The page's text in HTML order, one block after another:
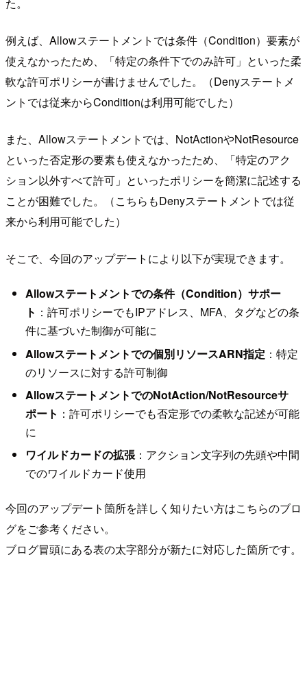
例えば、Allowステートメントでは条件（Condition）要素が
使えなかったため、「特定の条件下でのみ許可」といった柔
軟な許可ポリシーが書けませんでした。（Denyステートメ
ントでは従来からConditionは利用可能でした）
また、Allowステートメントでは、NotActionやNotResource
といった否定形の要素も使えなかったため、「特定のアク
ション以外すべて許可」といったポリシーを簡潔に記述する
ことが困難でした。（こちらもDenyステートメントでは従
来から利用可能でした）
そこで、今回のアップデートにより以下が実現できます。
Allowステートメントでの条件（Condition）サポー
ト ：許可ポリシーでもIPアドレス、MFA、タグなどの条
件に基づいた制御が可能に
Allowステートメントでの個別リソースARN指定 ：特定
のリソースに対する許可制御
AllowステートメントでのNotAction/NotResourceサ
ポート ：許可ポリシーでも否定形での柔軟な記述が可能
に
ワイルドカードの拡張：アクション文字列の先頭や中間
でのワイルドカード使用
今回のアップデート箇所を詳しく知りたい方はこちらのブロ
グをご参考ください。
ブログ冒頭にある表の太字部分が新たに対応した箇所です。